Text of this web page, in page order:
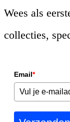
Wees als
collecties,
Email*